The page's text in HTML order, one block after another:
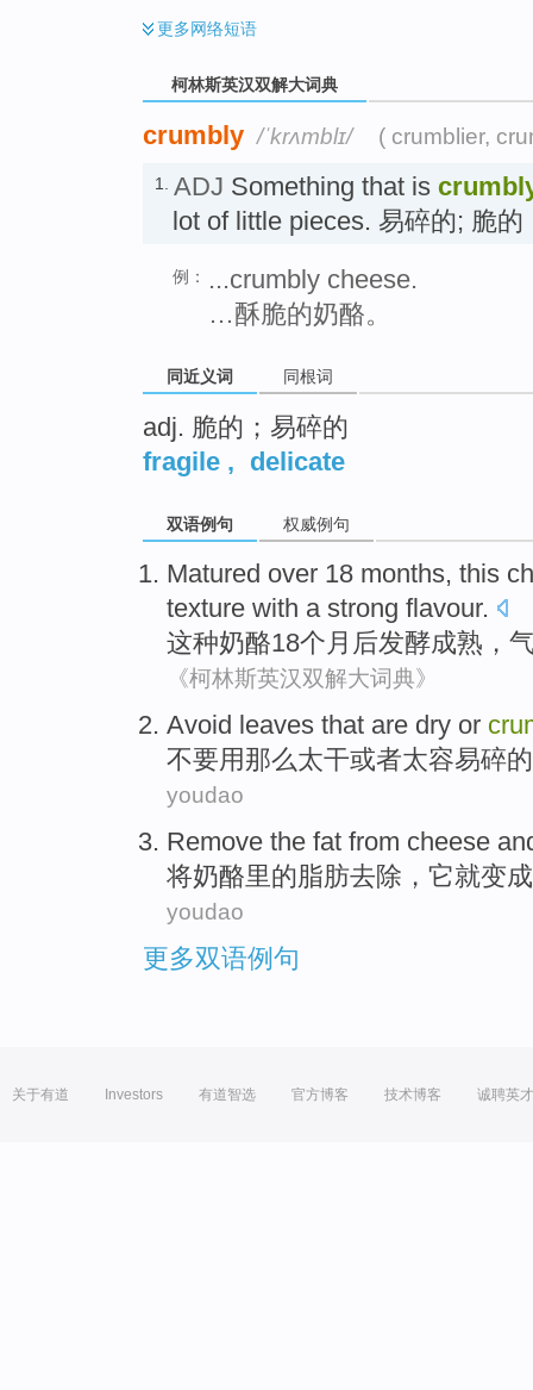
更多网络短语
柯林斯英汉双解大词典
crumbly /ˈkrʌmblɪ/ ( crumblier,
1. ADJ Something that is
lot of little pieces. 易碎的; 脆的
例：
...crumbly cheese.
…酥脆的奶酪。
同近义词 同根词
adj. 脆的；易碎的
fragile , delicate
双语例句 权威例句
Matured over 18 months, this
texture with a strong flavour.
这种奶酪18个月 后发酵成熟 ，
《柯林斯英汉双解大词典》
Avoid leaves that are dry or
不要用 那么太干或者太容易碎的
youdao
Remove the fat from cheese
将奶酪里的脂肪去除 ， 它就变
youdao
更多双语例句
关于有道 Investors 有道智选 官方博客 技术博客 诚聘英才